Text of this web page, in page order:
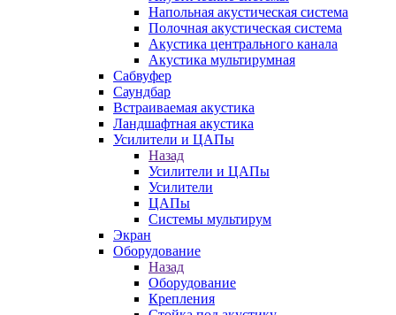
Напольная акустическая система
Полочная акустическая система
Акустика центрального канала
Акустика мультирумная
Сабвуфер
Саундбар
Встраиваемая акустика
Ландшафтная акустика
Усилители и ЦАПы
Назад
Усилители и ЦАПы
Усилители
ЦАПы
Системы мультирум
Экран
Оборудование
Назад
Оборудование
Крепления